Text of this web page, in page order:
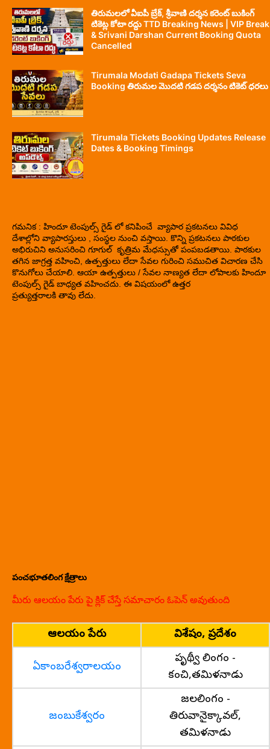
తిరుమలలో వీఐపీ బ్రేక్, శ్రీవాణి దర్శన కరెంట్ బుకింగ్
టికెట్ల కోటా రద్దు TTD Breaking News | VIP Break
& Srivani Darshan Current Booking Quota
Cancelled
Tirumala Modati Gadapa Tickets Seva
Booking తిరుమల మొదటి గడప దర్శనం టికెట్ ధరలు
Tirumala Tickets Booking Updates Release
Dates & Booking Timings
గమనిక : హిందూ టెంపుల్స్ గైడ్ లో కనిపించే వ్యాపార ప్రకటనలు వివిధ
దేశాల్లోని వ్యాపారస్తులు , సంస్థల నుంచి వస్తాయి. కొన్ని ప్రకటనలు పాఠకుల
అభిరుచిని అనుసరించి గూగుల్ కృత్రిమ మేధస్సుతో పంపబడతాయి. పాఠకుల
తగిన జాగ్రత్త వహించి, ఉత్పత్తులు లేదా సేవల గురించి సముచిత విచారణ చేసి
కొనుగోలు చేయాలి. ఆయా ఉత్పత్తులు / సేవల నాణ్యత లేదా లోపాలకు హిందూ
టెంపుల్స్ గైడ్ బాధ్యత వహించదు. ఈ విషయంలో ఉత్తర
ప్రత్యుత్తరాలకి తావు లేదు.
పంచభూతలింగ క్షేత్రాలు
మీరు ఆలయం పేరు పై క్లిక్ చేస్తే సమాచారం ఓపెన్ అవుతుంది
ఆలయం పేరు విశేషం, ప్రదేశం
ఏకాంబరేశ్వరాలయం
పృథ్వీ లింగం -
కంచి,తమిళనాడు
జంబుకేశ్వరం
జలలింగం -
తిరువానైక్కావల్,
తమిళనాడు